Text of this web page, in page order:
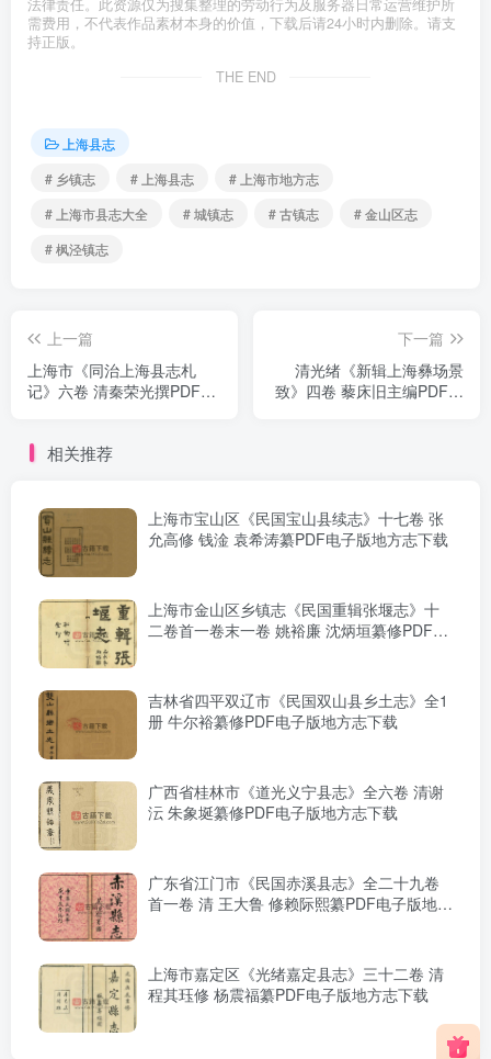
法律责任。此资源仅为搜集整理的劳动行为及服务器日常运营维护所
需费用，不代表作品素材本身的价值，下载后请24小时内删除。请支
持正版。
THE END
上海县志
# 乡镇志
# 上海县志
# 上海市地方志
# 上海市县志大全
# 城镇志 # 古镇志
# 金山区志
# 枫泾镇志
上一篇
上海市《同治上海县志札
记》六卷 清秦荣光撰PDF电
下一篇
清光绪《新辑上海彝场景
致》四卷 藜床旧主编PDF电
相关推荐
上海市宝山区《民国宝山县续志》十七卷 张
允高修 钱淦 袁希涛纂PDF电子版地方志下载
上海市金山区乡镇志《民国重辑张堰志》十
二卷首一卷末一卷 姚裕廉 沈炳垣纂修PDF电
吉林省四平双辽市《民国双山县乡土志》全1
册 牛尔裕纂修PDF电子版地方志下载
广西省桂林市《道光义宁县志》全六卷 清谢
沄 朱象埏纂修PDF电子版地方志下载
广东省江门市《民国赤溪县志》全二十九卷
首一卷 清 王大鲁 修赖际熙纂PDF电子版地方
上海市嘉定区《光绪嘉定县志》三十二卷 清
程其珏修 杨震福纂PDF电子版地方志下载